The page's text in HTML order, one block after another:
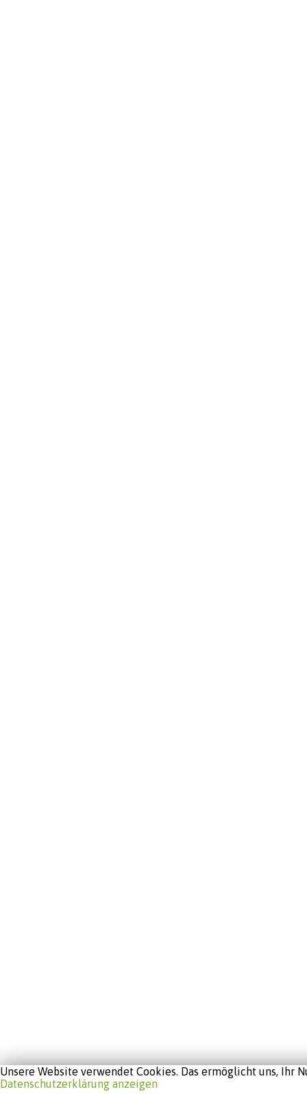
Unsere Website verwendet Cookies. Das ermöglicht uns,
Datenschutzerklärung anzeigen